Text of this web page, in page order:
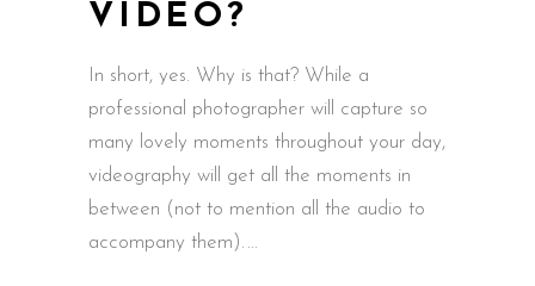
VIDEO?
In short, yes. Why is that? While a
professional photographer will capture so
many lovely moments throughout your day,
videography will get all the moments in
between (not to mention all the audio to
accompany them).